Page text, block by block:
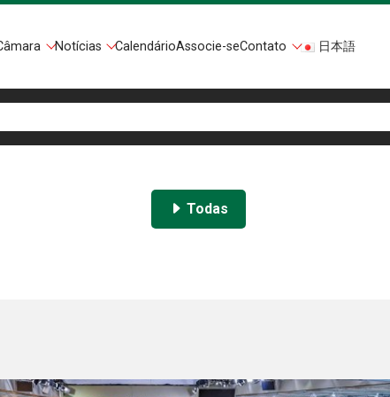
Notícias CalendárioAssocie-seContato 日本語
Todas